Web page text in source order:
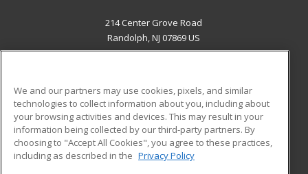
214 Center Grove Road
Randolph, NJ 07869 US
ADDITIONAL RESOURCES
Military
Financial Assistance
Help
Student Blog
We and our partners may use cookies, pixels, and similar
technologies to collect information about you, including about
your browsing activities and devices. This may result in your
information being collected by our third-party partners. By
choosing to "Accept All Cookies", you agree to these practices,
including as described in the Privacy Policy